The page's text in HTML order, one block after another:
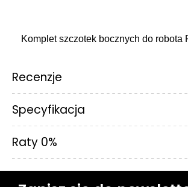
Komplet szczotek bocznych do robota
Recenzje
Specyfikacja
Raty 0%